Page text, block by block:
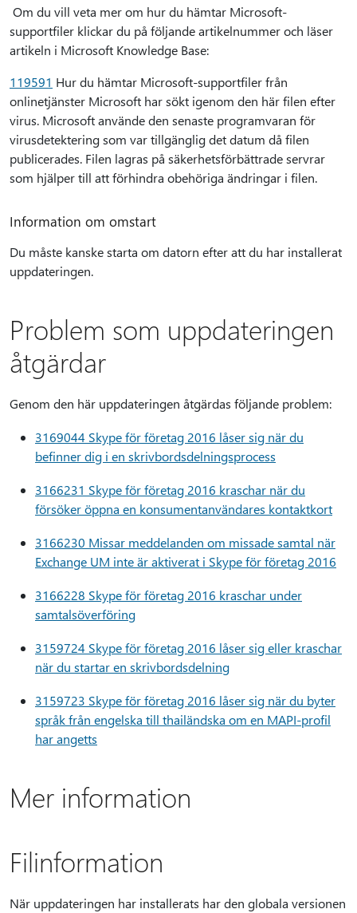
Om du vill veta mer om hur du hämtar Microsoft-
supportfiler klickar du på följande artikelnummer och läser
artikeln i Microsoft Knowledge Base:
119591 Hur du hämtar Microsoft-supportfiler från
onlinetjänster Microsoft har sökt igenom den här filen efter
virus. Microsoft använde den senaste programvaran för
virusdetektering som var tillgänglig det datum då filen
publicerades. Filen lagras på säkerhetsförbättrade servrar
som hjälper till att förhindra obehöriga ändringar i filen.
Information om omstart
Du måste kanske starta om datorn efter att du har installerat
uppdateringen.
Problem som uppdateringen
åtgärdar
Genom den här uppdateringen åtgärdas följande problem:
3169044 Skype för företag 2016 låser sig när du
befinner dig i en skrivbordsdelningsprocess
3166231 Skype för företag 2016 kraschar när du
försöker öppna en konsumentanvändares kontaktkort
3166230 Missar meddelanden om missade samtal när
Exchange UM inte är aktiverat i Skype för företag 2016
3166228 Skype för företag 2016 kraschar under
samtalsöverföring
3159724 Skype för företag 2016 låser sig eller kraschar
när du startar en skrivbordsdelning
3159723 Skype för företag 2016 låser sig när du byter
språk från engelska till thailändska om en MAPI-profil
har angetts
Mer information
Filinformation
När uppdateringen har installerats har den globala versionen